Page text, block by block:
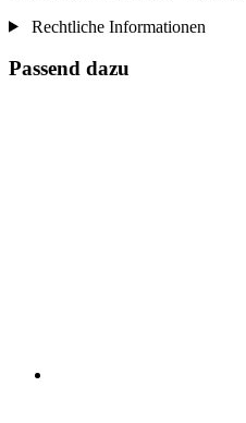
Rechtliche Informationen
Passend dazu